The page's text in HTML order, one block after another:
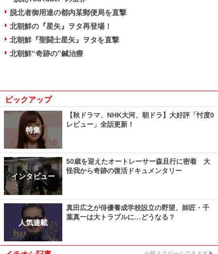
脱北者御用達の都内某郵便局を直撃
北朝鮮の『星矢』ヲタ再登場！
北朝鮮『聖闘士星矢』ヲタを直撃
北朝鮮“奇跡の”鍼治療
ピックアップ
特集
【秋ドラマ、NHK大河、朝ドラ】大好評「忖度0
レビュー」全話更新！
インタビュー
50歳を迎えたオートレーサー森且行に密着 大
怪我から奇跡の復活ドキュメンタリー
人気連載
真田広之が俳優養成学校設立の野望、師匠・千
葉真一は大トラブルに…どうなる？